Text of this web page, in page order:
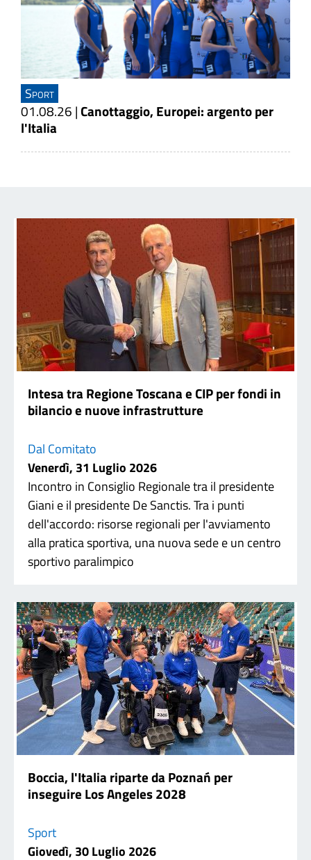
Sport
01.08.26 |Canottaggio, Europei: argento per
l'Italia
Intesa tra Regione Toscana e CIP per fondi in
bilancio e nuove infrastrutture
Dal Comitato
Venerdì, 31 Luglio 2026
Incontro in Consiglio Regionale tra il presidente
Giani e il presidente De Sanctis. Tra i punti
dell'accordo: risorse regionali per l'avviamento
alla pratica sportiva, una nuova sede e un centro
sportivo paralimpico
Boccia, l'Italia riparte da Poznań per
inseguire Los Angeles 2028
Sport
Giovedì, 30 Luglio 2026